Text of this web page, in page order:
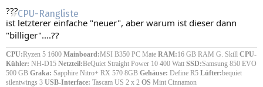
CPU-Rangliste
???
ist letzterer einfache "neuer", aber warum ist dieser dann
"billiger"....??
CPU:Ryzen 5 1600 Mainboard:MSI B350 PC Mate RAM:16 GB RAM G. Skill CPU-
Kühler: NH-D15 Netzteil:BeQuiet Straight Power 10 400 Watt SSD:Samsung 850 EVO
500 GB Graka: Sapphire Nitro+ RX 570 8GB Gehäuse: Define R5 Lüfter:bequiet
silentwings 3 USB-Interface: Tascam US 2 x 2 OS Mint Cinnamon